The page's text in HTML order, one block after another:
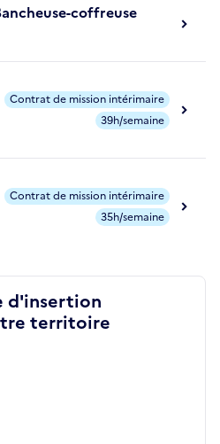
coffreuse
Contrat de mission intérimaire
39h/semaine
Contrat de mission intérimaire
35h/semaine
d'insertion
territoire